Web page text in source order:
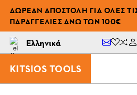
ΔΩΡΕΆΝ ΑΠΟΣΤΟΛΉ ΓΙΑ ΌΛΕΣ
ΠΑΡΑΓΓΕΛΊΕΣ ΆΝΩ ΤΩΝ 100€
Ελληνικά
KITSIOS TOOLS